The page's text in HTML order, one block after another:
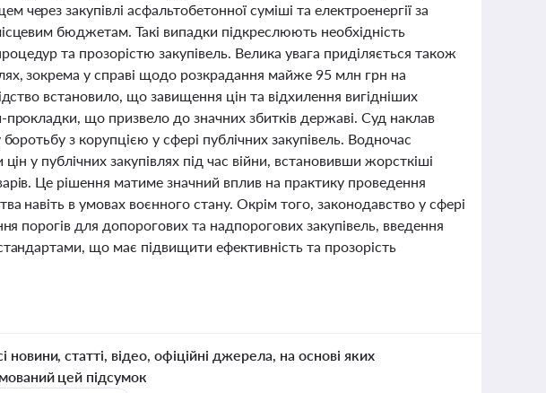
закупівлі асфальтобетонної суміші та електроенергії за
бюджетам. Такі випадки підкреслюють необхідність
та прозорістю закупівель. Велика увага приділяється також
зокрема у справі щодо розкрадання майже 95 млн грн на
встановило, що завищення цін та відхилення вигідніших
прокладки, що призвело до значних збитків державі. Суд наклав
з корупцією у сфері публічних закупівель. Водночас
у публічних закупівлях під час війни, встановивши жорсткіші
Це рішення матиме значний вплив на практику проведення
навіть в умовах воєнного стану. Окрім того, законодавство у сфері
порогів для допорогових та надпорогових закупівель, введення
що має підвищити ефективність та прозорість
статті, відео, офіційні джерела, на основі яких
цей підсумок